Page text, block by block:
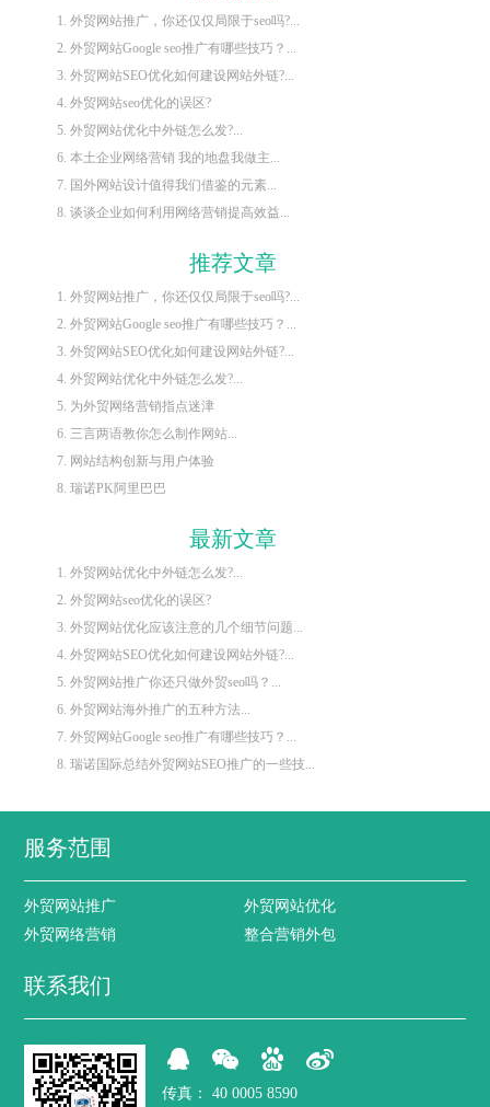
1. 外贸网站推广，你还仅仅局限于seo吗?...
2. 外贸网站Google seo推广有哪些技巧？...
3. 外贸网站SEO优化如何建设网站外链?...
4. 外贸网站seo优化的误区?
5. 外贸网站优化中外链怎么发?...
6. 本土企业网络营销 我的地盘我做主...
7. 国外网站设计值得我们借鉴的元素...
8. 谈谈企业如何利用网络营销提高效益...
推荐文章
1. 外贸网站推广，你还仅仅局限于seo吗?...
2. 外贸网站Google seo推广有哪些技巧？...
3. 外贸网站SEO优化如何建设网站外链?...
4. 外贸网站优化中外链怎么发?...
5. 为外贸网络营销指点迷津
6. 三言两语教你怎么制作网站...
7. 网站结构创新与用户体验
8. 瑞诺PK阿里巴巴
最新文章
1. 外贸网站优化中外链怎么发?...
2. 外贸网站seo优化的误区?
3. 外贸网站优化应该注意的几个细节问题...
4. 外贸网站SEO优化如何建设网站外链?...
5. 外贸网站推广你还只做外贸seo吗？...
6. 外贸网站海外推广的五种方法...
7. 外贸网站Google seo推广有哪些技巧？...
8. 瑞诺国际总结外贸网站SEO推广的一些技...
服务范围
外贸网站推广
外贸网站优化
外贸网络营销
整合营销外包
联系我们
传真： 40 0005 8590